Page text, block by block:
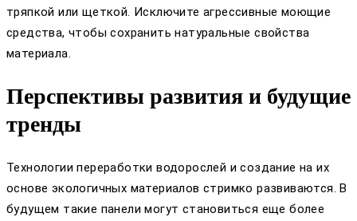
тряпкой или щеткой. Исключите агрессивные моющие
средства, чтобы сохранить натуральные свойства
материала.
Перспективы развития и будущие
тренды
Технологии переработки водорослей и создание на их
основе экологичных материалов стримко развиваются. В
будущем такие панели могут становиться еще более